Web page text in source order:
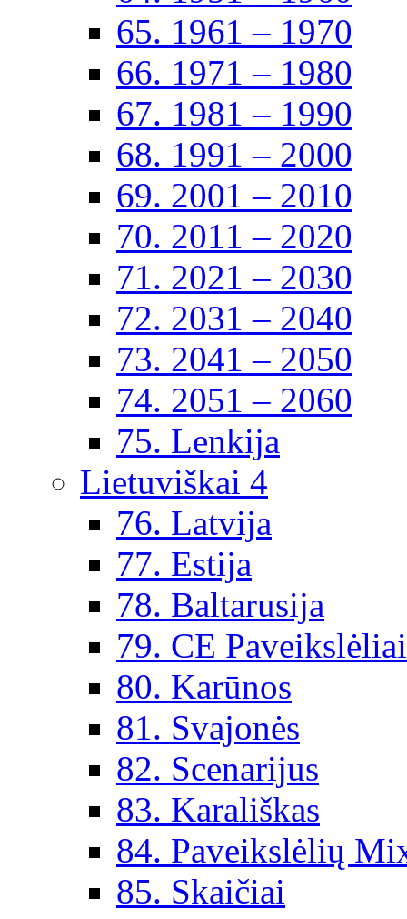
65. 1961 – 1970
66. 1971 – 1980
67. 1981 – 1990
68. 1991 – 2000
69. 2001 – 2010
70. 2011 – 2020
71. 2021 – 2030
72. 2031 – 2040
73. 2041 – 2050
74. 2051 – 2060
75. Lenkija
Lietuviškai 4
76. Latvija
77. Estija
78. Baltarusija
79. CE
80. Karūnos
81. Svajonės
82. Scenarijus
83. Karališkas
84. Paveikslėlių
85. Skaičiai